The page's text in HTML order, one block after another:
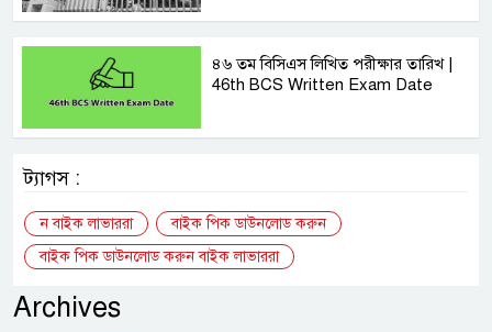
৪৬ তম বিসিএস লিখিত পরীক্ষার তারিখ |
46th BCS Written Exam Date
ট্যাগস :
ন বাইক লাভাররা
বাইক পিক ডাউনলোড করুন
বাইক পিক ডাউনলোড করুন বাইক লাভাররা
Archives